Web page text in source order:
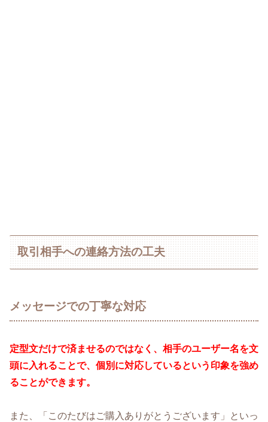
取引相手への連絡方法の工夫
メッセージでの丁寧な対応
定型文だけで済ませるのではなく、相手のユーザー名を文
頭に入れることで、個別に対応しているという印象を強め
ることができます。
また、「このたびはご購入ありがとうございます」といっ